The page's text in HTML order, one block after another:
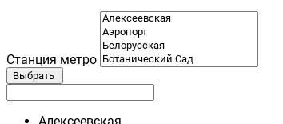
Станция метро
Выбрать